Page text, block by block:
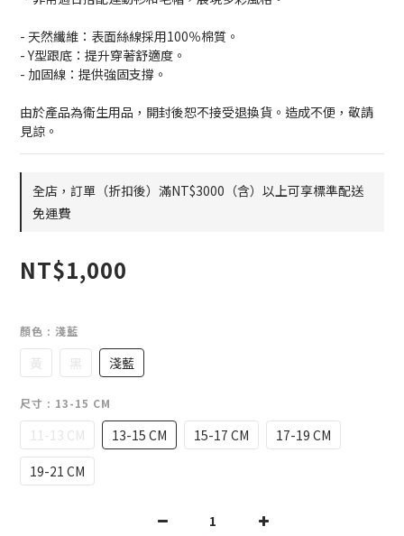
- 天然纖維：表面絲線採用100％棉質。
- Y型跟底：提升穿著舒適度。
- 加固線：提供強固支撐。
由於產品為衛生用品，開封後恕不接受退換貨。造成不便，敬請
見諒。
全店，訂單（折扣後）滿NT$3000（含）以上可享標準配送
免運費
NT$1,000
顏色 : 淺藍
黃 黑 淺藍
尺寸 : 13-15 CM
11-13 CM 13-15 CM 15-17 CM
17-19 CM
19-21 CM